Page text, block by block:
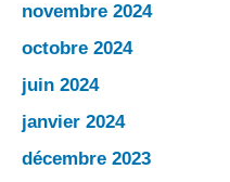
novembre 2024
octobre 2024
juin 2024
janvier 2024
décembre 2023